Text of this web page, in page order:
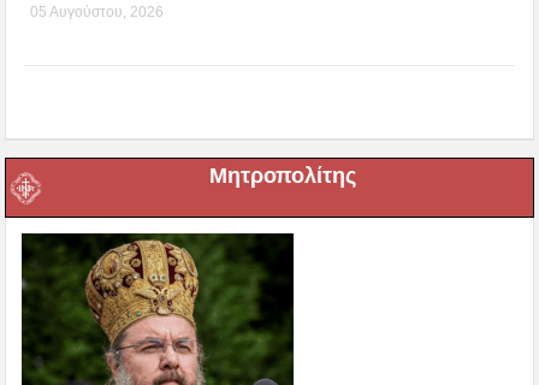
05 Αυγούστου, 2026
Μητροπολίτης